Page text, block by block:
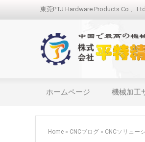
東莞PTJ Hardware Products Co.、
ホームページ 機械加工
Home » CNCブログ » CNCソリュー